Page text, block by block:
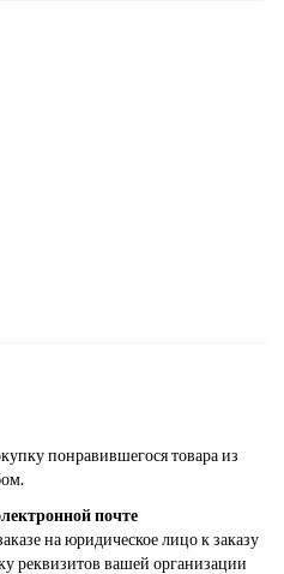
понравившегося товара из
почте
на юридическое лицо к заказу
реквизитов вашей организации